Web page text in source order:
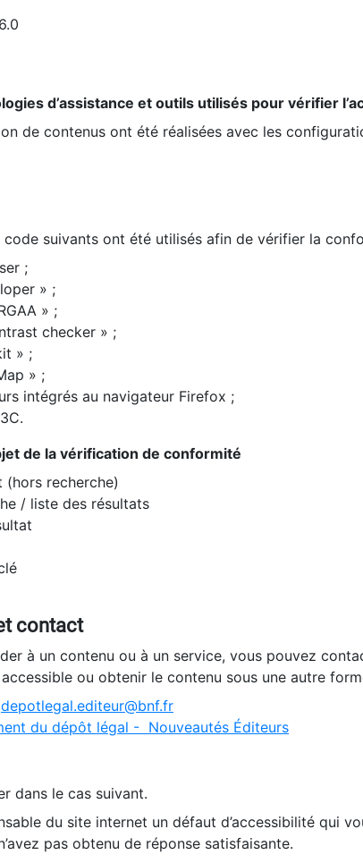
d’assistance et outils utilisés pour vérifier
de contenus ont été réalisées avec les
suivants ont été utilisés afin de vérifier la
;
» ;
» ;
checker » ;
» ;
» ;
intégrés au navigateur Firefox ;
de la vérification de conformité
(hors recherche)
/ liste des résultats
contact
à un contenu ou à un service, vous pouvez
ou obtenir le contenu sous une autre
depotlegal.editeur@bnf.fr
du dépôt légal - Nouveautés Éditeurs
dans le cas suivant.
du site internet un défaut d’accessibilité qui
pas obtenu de réponse satisfaisante.